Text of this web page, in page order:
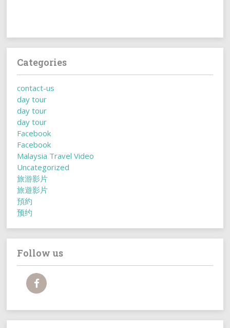
Categories
contact-us
day tour
day tour
day tour
Facebook
Facebook
Malaysia Travel Video
Uncategorized
旅游影片
旅遊影片
預約
预约
Follow us